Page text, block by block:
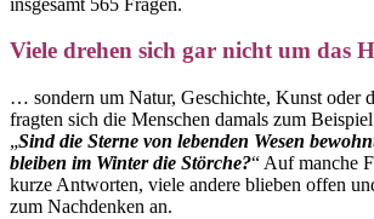
Viele drehen sich gar nicht um das
… sondern um Natur, Geschichte, Kunst oder
fragten sich die Menschen damals zum
„Sind die Sterne von lebenden Wesen
bleiben im Winter die Störche?“ Auf manche
kurze Antworten, viele andere blieben offen
zum Nachdenken an.